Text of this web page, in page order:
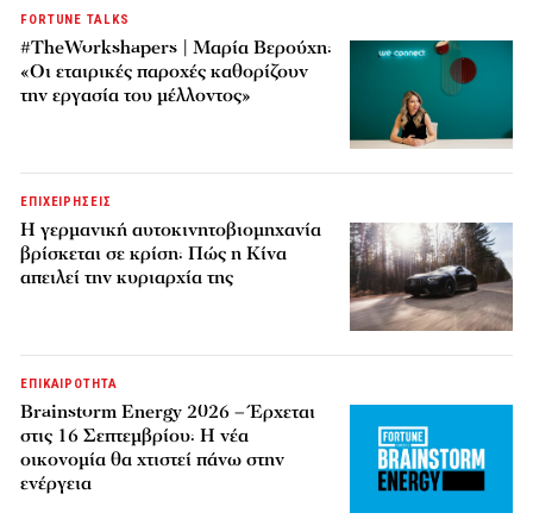
FORTUNE TALKS
#TheWorkshapers | Μαρία Βερούχη:
«Οι εταιρικές παροχές καθορίζουν
την εργασία του μέλλοντος»
ΕΠΙΧΕΙΡΗΣΕΙΣ
Η γερμανική αυτοκινητοβιομηχανία
βρίσκεται σε κρίση: Πώς η Κίνα
απειλεί την κυριαρχία της
ΕΠΙΚΑΙΡΟΤΗΤΑ
Brainstorm Energy 2026 – Έρχεται
στις 16 Σεπτεμβρίου: Η νέα
οικονομία θα χτιστεί πάνω στην
ενέργεια